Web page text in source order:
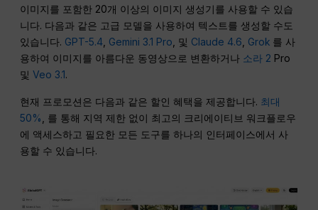
이미지를 포함한 20개 이상의 이미지 생성기를 사용할 수 있습
니다. 다음과 같은 고급 모델을 사용하여 텍스트를 생성할 수도
있습니다. GPT-5.4, Gemini 3.1 Pro, 및 Claude 4.6, Grok 를 사
용하여 이미지를 아름다운 동영상으로 변환하거나 소라 2 Pro
및Veo 3.1.
현재 프로모션은 다음과 같은 할인 혜택을 제공합니다. 최대
50%
, 를 통해 지역 제한 없이 최고의 크리에이티브 워크플로우
에 액세스하고 필요한 모든 도구를 하나의 인터페이스에서 사
용할 수 있습니다.